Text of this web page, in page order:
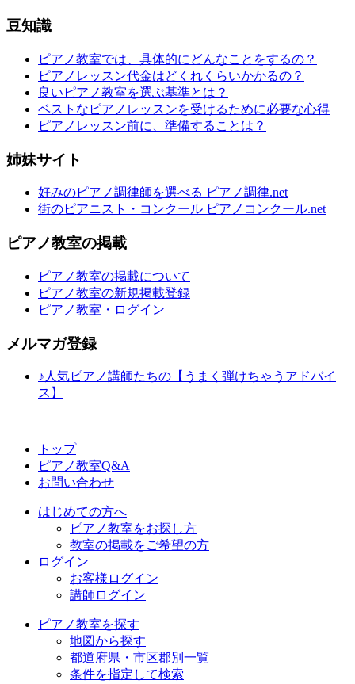
豆知識
ピアノ教室では、具体的にどんなことをするの？
ピアノレッスン代金はどくれくらいかかるの？
良いピアノ教室を選ぶ基準とは？
ベストなピアノレッスンを受けるために必要な心得
ピアノレッスン前に、準備することは？
姉妹サイト
好みのピアノ調律師を選べる ピアノ調律.net
街のピアニスト・コンクール ピアノコンクール.net
ピアノ教室の掲載
ピアノ教室の掲載について
ピアノ教室の新規掲載登録
ピアノ教室・ログイン
メルマガ登録
♪人気ピアノ講師たちの【うまく弾けちゃうアドバイ
ス】
トップ
ピアノ教室Q&A
お問い合わせ
はじめての方へ
ピアノ教室をお探し方
教室の掲載をご希望の方
ログイン
お客様ログイン
講師ログイン
ピアノ教室を探す
地図から探す
都道府県・市区郡別一覧
条件を指定して検索